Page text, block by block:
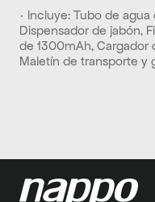
· Incluye: Tubo de
Dispensador de jabón,
de 1300mAh, Cargador
Maletín de transporte y